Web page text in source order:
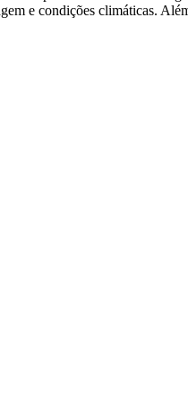
e condições climáticas.